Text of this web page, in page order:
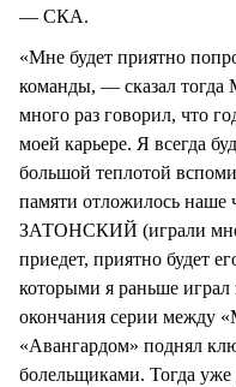
— СКА.
«Мне будет приятно
команды, — сказал
много раз говорил, что
моей карьере. Я всегда
большой теплотой
памяти отложилось
ЗАТОНСКИЙ (играли
приедет, приятно будет
которыми я раньше играл
окончания серии между
«Авангардом» поднял
болельщиками. Тогда